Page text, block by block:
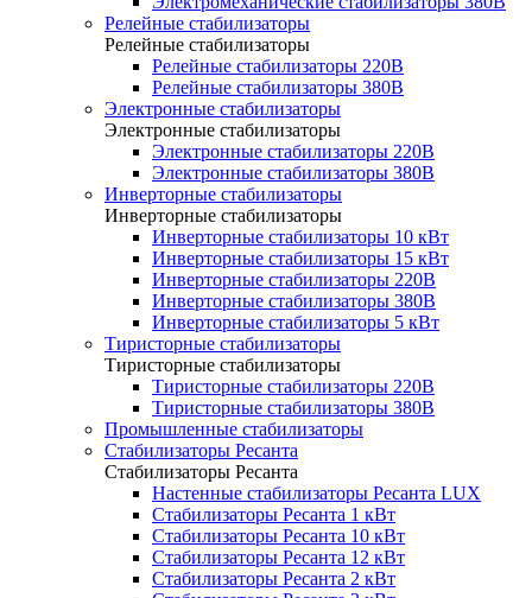
Релейные стабилизаторы
Релейные стабилизаторы
Релейные стабилизаторы 220В
Релейные стабилизаторы 380В
Электронные стабилизаторы
Электронные стабилизаторы
Электронные стабилизаторы 220В
Электронные стабилизаторы 380В
Инверторные стабилизаторы
Инверторные стабилизаторы
Инверторные стабилизаторы 10 кВт
Инверторные стабилизаторы 15 кВт
Инверторные стабилизаторы 220В
Инверторные стабилизаторы 380В
Инверторные стабилизаторы 5 кВт
Тиристорные стабилизаторы
Тиристорные стабилизаторы
Тиристорные стабилизаторы 220В
Тиристорные стабилизаторы 380В
Промышленные стабилизаторы
Стабилизаторы Ресанта
Стабилизаторы Ресанта
Настенные стабилизаторы Ресанта LUX
Стабилизаторы Ресанта 1 кВт
Стабилизаторы Ресанта 10 кВт
Стабилизаторы Ресанта 12 кВт
Стабилизаторы Ресанта 2 кВт